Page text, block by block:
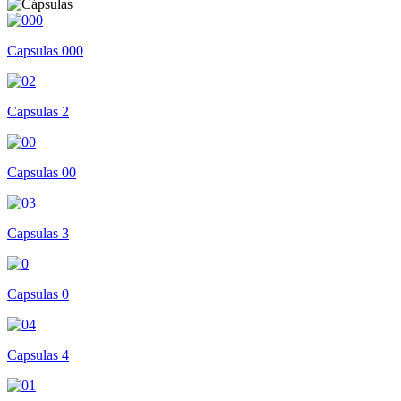
Capsulas 000
Capsulas 2
Capsulas 00
Capsulas 3
Capsulas 0
Capsulas 4